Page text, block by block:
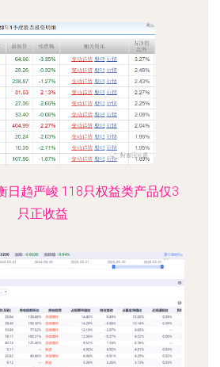
日趋严峻 118只权益类产品仅3
只正收益